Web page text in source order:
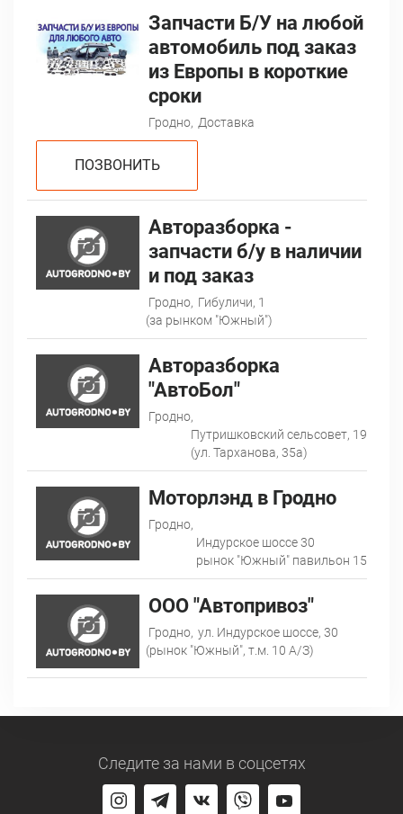
Запчасти Б/У на любой
автомобиль под заказ
из Европы в короткие
сроки
Гродно, Доставка
ПОЗВОНИТЬ
Авторазборка -
запчасти б/у в наличии
и под заказ
Гродно, Гибуличи, 1
(за рынком "Южный")
Авторазборка
"АвтоБол"
Гродно,
Путришковский сельсовет, 19
(ул. Тарханова, 35а)
Моторлэнд в Гродно
Гродно,
Индурское шоссе 30
рынок "Южный" павильон 15
ООО "Автопривоз"
Гродно, ул. Индурское шоссе, 30
(рынок "Южный", т.м. 10 А/З)
Следите за нами в соцсетях